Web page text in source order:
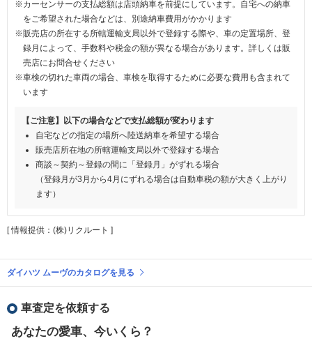
※カーセンサーの支払総額は店頭納車を前提にしています。自宅への納車
をご希望された場合などは、別途納車費用がかかります
※販売店の所在する所轄運輸支局以外で登録する際や、車の定置場所、登
録月によって、手数料や税金の額が異なる場合があります。詳しくは販
売店にお問合せください
※車検の切れた車両の場合、車検を取得するために必要な費用も含まれて
います
【ご注意】以下の場合などで支払総額が変わります
自宅などの指定の場所へ陸送納車を希望する場合
販売店所在地の所轄運輸支局以外で登録する場合
商談～契約～登録の間に「登録月」がずれる場合
（登録月が3月から4月にずれる場合は自動車税の額が大きく上がり
ます）
[ 情報提供：(株)リクルート ]
ダイハツ ムーヴのカタログを見る
車査定を依頼する
あなたの愛車、今いくら？